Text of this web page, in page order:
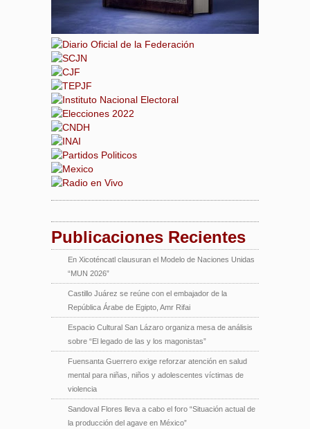
Publicaciones Recientes
En Xicoténcatl clausuran el Modelo de Naciones Unidas
“MUN 2026”
Castillo Juárez se reúne con el embajador de la
República Árabe de Egipto, Amr Rifai
Espacio Cultural San Lázaro organiza mesa de análisis
sobre “El legado de las y los magonistas”
Fuensanta Guerrero exige reforzar atención en salud
mental para niñas, niños y adolescentes víctimas de
violencia
Sandoval Flores lleva a cabo el foro “Situación actual de
la producción del agave en México”